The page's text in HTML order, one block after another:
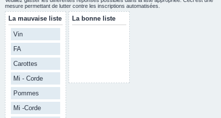
mesure permettant de lutter contre les inscriptions automatisées.
La mauvaise liste
Vin
FA
Carottes
Mi - Corde
Pommes
Mi -Corde
La bonne liste